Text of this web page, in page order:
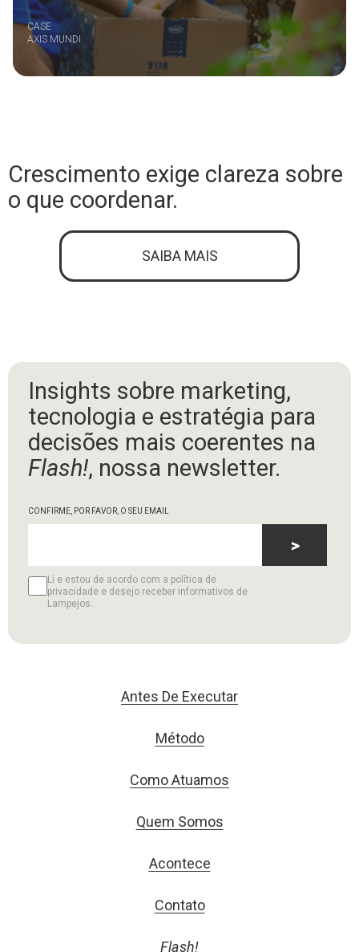
CASE
AXIS MUNDI
Crescimento exige clareza sobre
o que coordenar.
SAIBA MAIS
Insights sobre marketing,
tecnologia e estratégia para
decisões mais coerentes na
Flash!, nossa newsletter.
CONFIRME, POR FAVOR, O SEU EMAIL
Li e estou de acordo com a política de
privacidade e desejo receber informativos de
Lampejos.
>
Antes De Executar
Método
Como Atuamos
Quem Somos
Acontece
Contato
Flash!